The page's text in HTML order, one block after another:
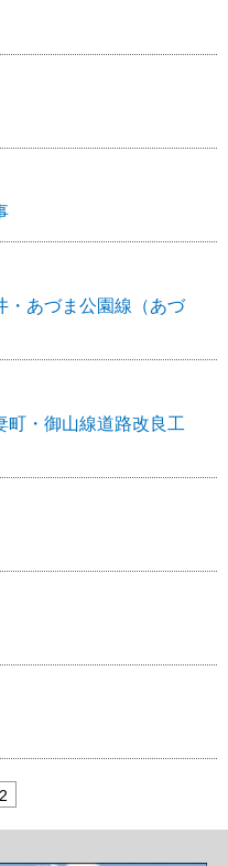
・あづま公園線（あづ
町・御山線道路改良工
2